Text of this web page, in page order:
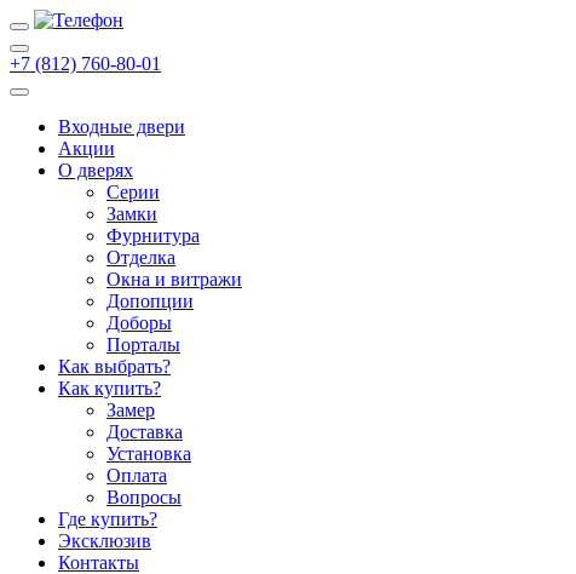
+7 (812) 760-80-01
Входные двери
Акции
О дверях
Cерии
Замки
Фурнитура
Отделка
Окна и витражи
Допопции
Доборы
Порталы
Как выбрать?
Как купить?
Замер
Доставка
Установка
Оплата
Вопросы
Где купить?
Эксклюзив
Контакты